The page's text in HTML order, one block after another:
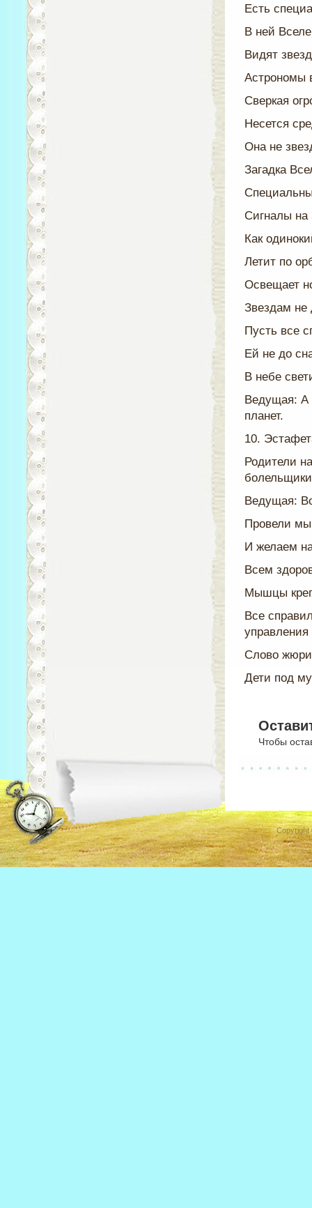
Есть
В ней
Видят
Астрономы
Сверкая
Несется
Она не
Загадка
Сигналы
Как
Летит по
Освещает
Звездам не
Пусть все
Ей не до
В небе
Ведущая: А
планет.
10.
Родители
Ведущая:
Провели
И желаем
Всем
Мышцы
Все
Слово
Дети под
Чтобы